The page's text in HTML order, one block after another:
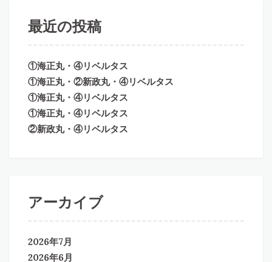
最近の投稿
①海正丸・④リベルタス
①海正丸・②新政丸・④リベルタス
①海正丸・④リベルタス
①海正丸・④リベルタス
②新政丸・④リベルタス
アーカイブ
2026年7月
2026年6月